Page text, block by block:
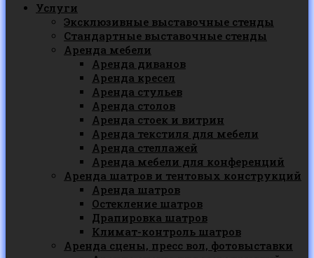
Услуги
Эксклюзивные выставочные стенды
Стандартные выставочные стенды
Аренда мебели
Аренда диванов
Аренда кресел
Аренда стульев
Аренда столов
Аренда стоек и витрин
Аренда текстиля для мебели
Аренда стеллажей
Аренда мебели для конференций
Аренда шатров и тентовых конструкций
Аренда шатров
Остекление шатров
Драпировка шатров
Климат-контроль шатров
Аренда сцены, пресс вол, фотовыставки